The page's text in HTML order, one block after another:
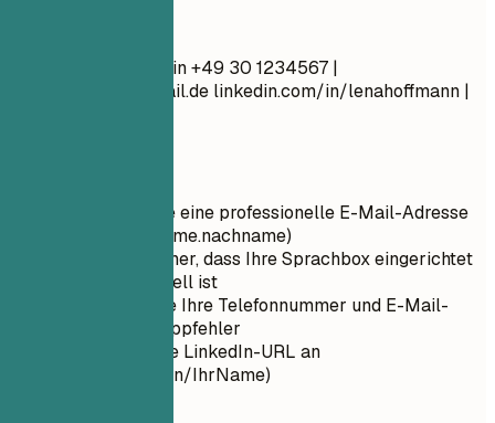
Lena Hoffmann Berlin +49 30 1234567 |
lena.hoffmann@email.de linkedin.com/in/lenahoffmann |
Verwenden Sie eine professionelle E-Mail-Adresse
(Format: vorname.nachname)
Stellen Sie sicher, dass Ihre Sprachbox eingerichtet
und professionell ist
Überprüfen Sie Ihre Telefonnummer und E-Mail-
Adresse auf Tippfehler
Passen Sie Ihre LinkedIn-URL an
(linkedin.com/in/IhrName)